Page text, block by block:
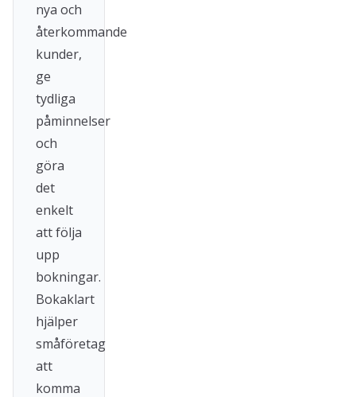
nya och
återkommande
kunder,
ge
tydliga
påminnelser
och
göra
det
enkelt
att följa
upp
bokningar.
Bokaklart
hjälper
småföretag
att
komma